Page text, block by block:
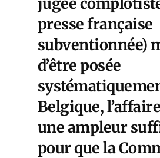
presse française
subventionnée)
d’être posée
Belgique,
une ampleur
pour que la